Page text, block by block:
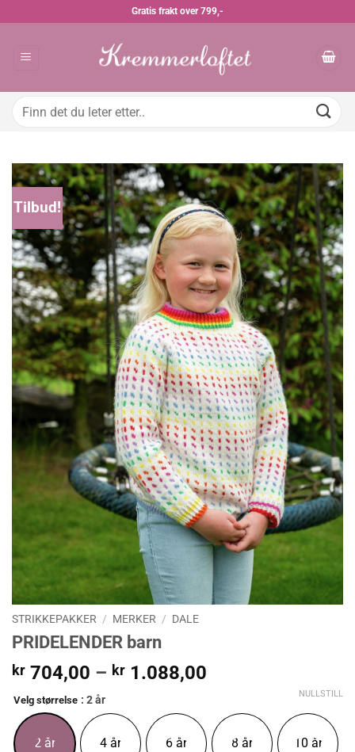
Gratis frakt over 799,-
Søk
Tilbud!
STRIKKEPAKKER / MERKER / DALE
PRIDELENDER barn
kr 704,00 – kr 1.088,00
kr 1.088,00
Velg størrelse : 2 år
2 år 4 år 6 år 8 år 10 år
NULLSTILL